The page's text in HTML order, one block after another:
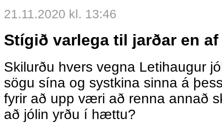
21.11.2020 kl. 13:46
Stígið varlega til jarðar en
Skilurðu hvers vegna Letihaugur
sögu sína og systkina sinna á
fyrir að upp væri að renna annað
að jólin yrðu í hættu?